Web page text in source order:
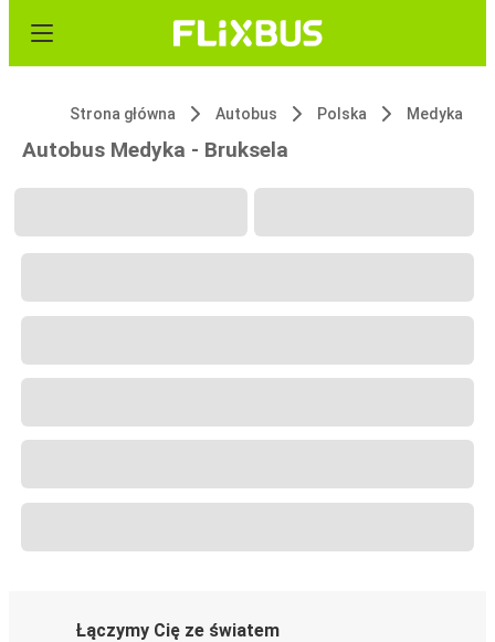
Strona główna Autobus Polska Medyka
Autobus Medyka - Bruksela
Łączymy Cię ze światem